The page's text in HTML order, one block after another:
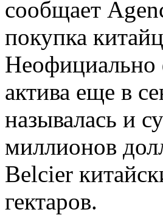
сообщает
покупка
актива еще в
называлась и
миллионов
Belcier
гектаров.